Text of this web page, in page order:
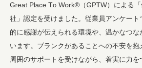
Great Place To Work®（GPTW）による
社」認定を受けました。従業員アンケート
的に感謝が伝えられる環境や、温かなつな
います。ブランクがあることへの不安を抱
周囲のサポートを受けながら、着実に力